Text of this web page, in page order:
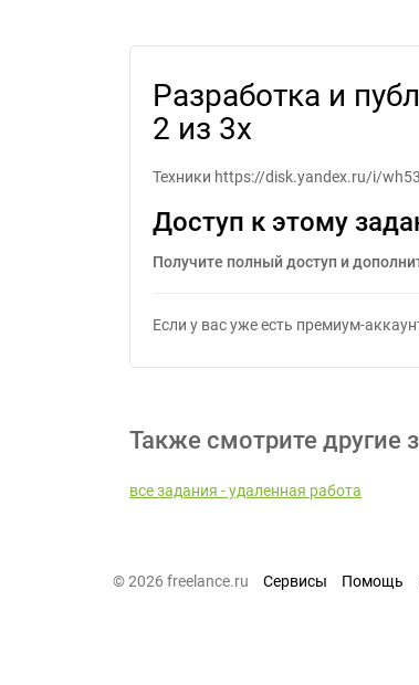
Разработка и
2 из 3х
Техники https://disk.yandex.ru/i/
Доступ к этому
Получите полный доступ и
Если у вас уже есть премиум-
Также смотрите другие
все задания - удаленная работа
© 2026 freelance.ru Сервисы Помощь